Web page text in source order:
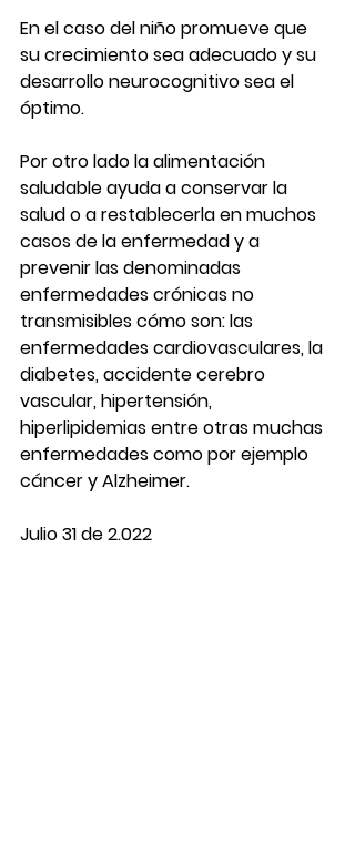
En el caso del niño promueve que
su crecimiento sea adecuado y su
desarrollo neurocognitivo sea el
óptimo.
Por otro lado la alimentación
saludable ayuda a conservar la
salud o a restablecerla en muchos
casos de la enfermedad y a
prevenir las denominadas
enfermedades crónicas no
transmisibles cómo son: las
enfermedades cardiovasculares, la
diabetes, accidente cerebro
vascular, hipertensión,
hiperlipidemias entre otras muchas
enfermedades como por ejemplo
cáncer y Alzheimer.
Julio 31 de 2.022